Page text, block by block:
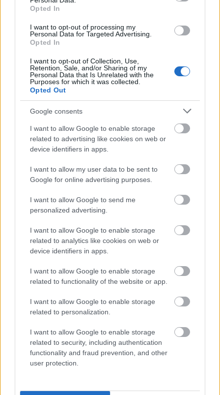
Opted In
I want to opt-out of processing my
Personal Data for Targeted Advertising.
Opted In
I want to opt-out of Collection, Use,
Retention, Sale, and/or Sharing of my
Personal Data that Is Unrelated with the
Purposes for which it was collected.
Opted Out
Google consents
I want to allow Google to enable storage
related to advertising like cookies on web or
device identifiers in apps.
I want to allow my user data to be sent to
Google for online advertising purposes.
I want to allow Google to send me
personalized advertising.
I want to allow Google to enable storage
related to analytics like cookies on web or
device identifiers in apps.
I want to allow Google to enable storage
related to functionality of the website or app.
I want to allow Google to enable storage
related to personalization.
I want to allow Google to enable storage
related to security, including authentication
functionality and fraud prevention, and other
user protection.
ΑΣΕΠ - Μόνιμες προσλήψεις στη
Δημοτική Αστυνομία: Νέα οριστικά
αποτελέσματα
Αλλάζουν τα χαρτονομίσματα ευρώ –
Οριστικά εκτός το 500ευρο